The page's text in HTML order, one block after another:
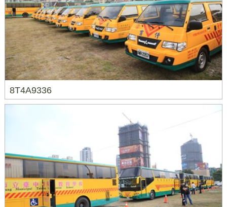
8T4A9336